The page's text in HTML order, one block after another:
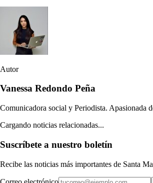
Autor
Vanessa Redondo Peña
Comunicadora social y Periodista. Apasionada
Cargando noticias relacionadas...
Suscríbete a nuestro boletín
Recibe las noticias más importantes de Santa